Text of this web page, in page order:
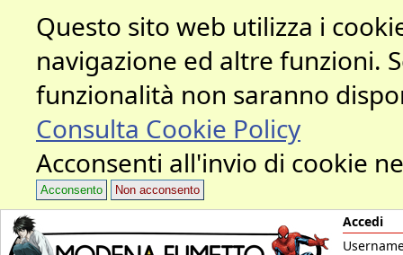
Questo sito web utilizza i
navigazione ed altre funzioni.
funzionalità non saranno
Consulta Cookie Policy
Acconsenti all'invio di cookie
Acconsento Non acconsento
Accedi